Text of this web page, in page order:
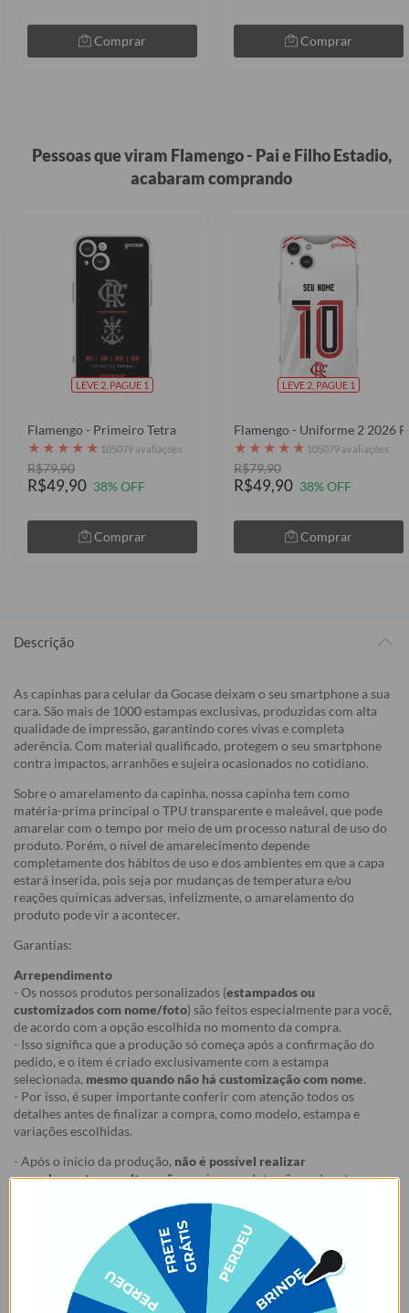
Comprar Comprar
Pessoas que viram Flamengo - Pai e Filho Estadio,
acabaram comprando
LEVE 2, PAGUE 1
Flamengo - Primeiro Tetra
★ ★ ★ ★ ★ 105079 avaliações
R$79,90
R$49,90 38% OFF
Comprar
LEVE 2, PAGUE 1
Flamengo - Uniforme 2 2026
★ ★ ★ ★ ★ 105079 avaliações
R$79,90
R$49,90 38% OFF
Comprar
Descrição
As capinhas para celular da Gocase deixam o seu smartphone a sua
cara. São mais de 1000 estampas exclusivas, produzidas com alta
qualidade de impressão, garantindo cores vivas e completa
aderência. Com material qualificado, protegem o seu smartphone
contra impactos, arranhões e sujeira ocasionados no cotidiano.
Sobre o amarelamento da capinha, nossa capinha tem como
matéria-prima principal o TPU transparente e maleável, que pode
amarelar com o tempo por meio de um processo natural de uso do
produto. Porém, o nível de amarelecimento depende
completamente dos hábitos de uso e dos ambientes em que a capa
estará inserida, pois seja por mudanças de temperatura e/ou
reações químicas adversas, infelizmente, o amarelamento do
produto pode vir a acontecer.
Garantias:
Arrependimento
- Os nossos produtos personalizados (estampados ou
customizados com nome/foto) são feitos especialmente para você,
de acordo com a opção escolhida no momento da compra.
- Isso significa que a produção só começa após a confirmação do
pedido, e o item é criado exclusivamente com a estampa
selecionada, mesmo quando não há customização com nome.
- Por isso, é super importante conferir com atenção todos os
detalhes antes de finalizar a compra, como modelo, estampa e
variações escolhidas.
- Após o início da produção, não é possível realizar
cancelamentos ou alterações, pois o produto não pode retornar
- Descascamento: 6 meses;
- Amarelamento: 6 meses;
- Demais defeitos de fábrica: 3 meses.